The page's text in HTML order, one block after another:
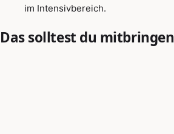
im Intensivbereich.
Das solltest du mitbringen